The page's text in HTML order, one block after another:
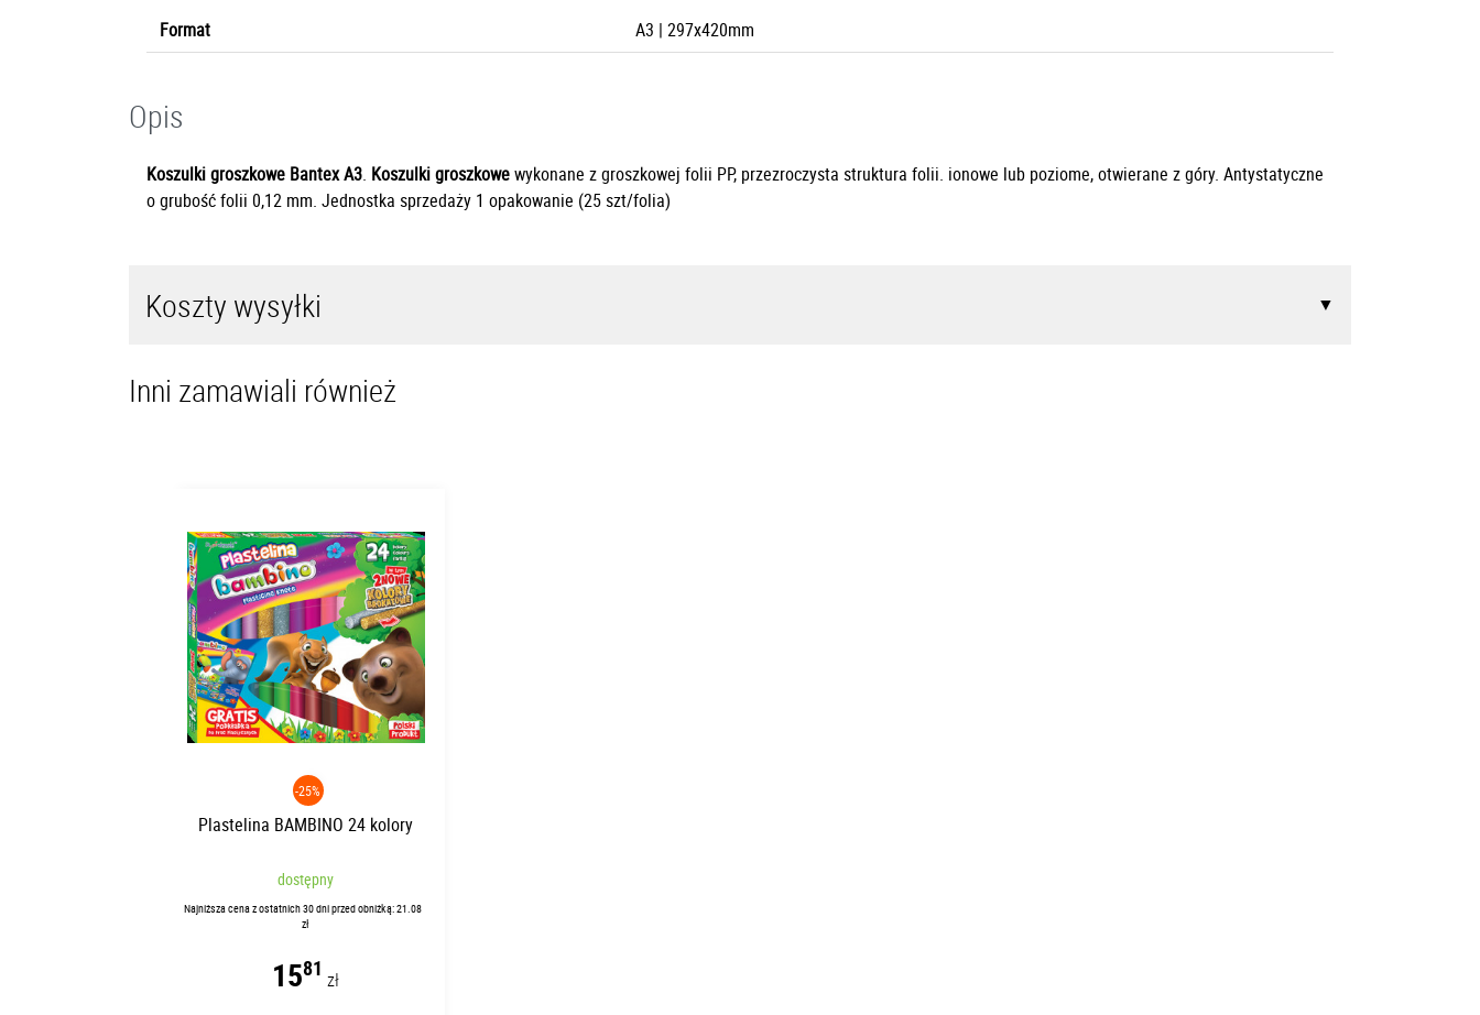
Format A3 | 297x420mm
Opis
Koszulki groszkowe Bantex A3. Koszulki groszkowewykonane z groszkowej folii PP, przezroczysta struktura folii. ionowe lub poziome, otwierane z góry. Antystatyczne
o grubość folii 0,12 mm. Jednostka sprzedaży 1 opakowanie (25 szt/folia)
Koszty wysyłki
Inni zamawiali również
-25%
Plastelina BAMBINO 24 kolory
dostępny
Najniższa cena z ostatnich 30 dni przed obniżką: 21.08
zł
1581 zł